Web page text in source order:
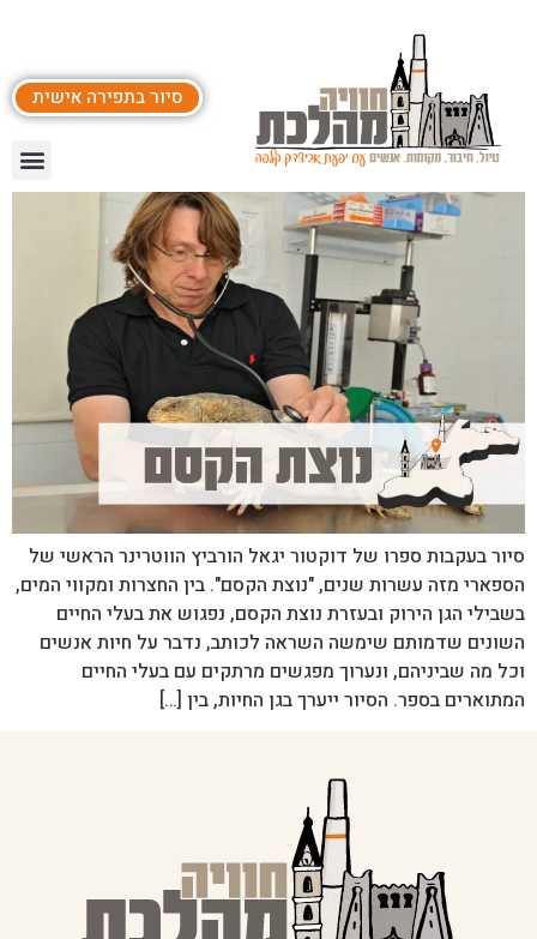
סיור בתפירה אישית
סיור בעקבות ספרו של דוקטור יגאל הורביץ הווטרינר הראשי של
הספארי מזה עשרות שנים, "נוצת הקסם". בין החצרות ומקווי המים,
בשבילי הגן הירוק ובעזרת נוצת הקסם, נפגוש את בעלי החיים
השונים שדמותם שימשה השראה לכותב, נדבר על חיות אנשים
וכל מה שביניהם, ונערוך מפגשים מרתקים עם בעלי החיים
המתוארים בספר. הסיור ייערך בגן החיות, בין […]